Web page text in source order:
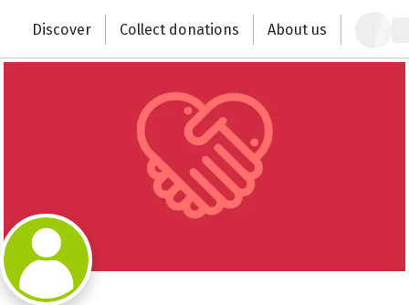
Change the world with your donation
Discover Collect donations About us